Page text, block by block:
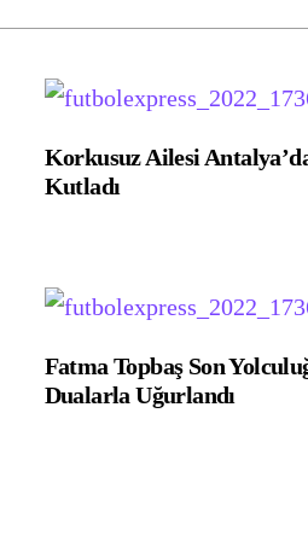
Korkusuz Ailesi
Kutladı
Fatma Topbaş Son
Dualarla Uğurlandı